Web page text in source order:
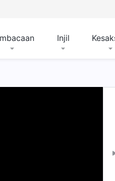
Injil